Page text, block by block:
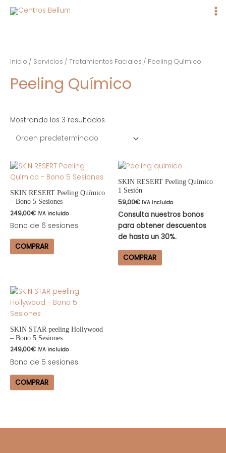
Inicio / Servicios / Tratamientos Faciales / Peeling Químico
Peeling Químico
Mostrando los 3 resultados
SKIN RESERT Peeling Químico
– Bono 5 Sesiones
249,00€ IVA incluido
Bono de 6 sesiones.
COMPRAR
SKIN RESERT Peeling Químico
1 Sesión
59,00€ IVA incluido
Consulta nuestros bonos
para obtener descuentos
de hasta un 30%.
COMPRAR
SKIN STAR peeling Hollywood
– Bono 5 Sesiones
249,00€ IVA incluido
Bono de 5 sesiones.
COMPRAR